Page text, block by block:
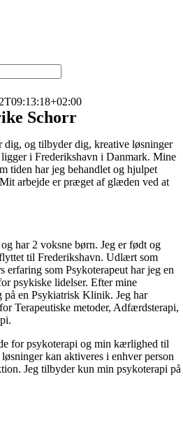
Schorr
dig, og tilbyder dig, kreative løsninger
i Frederikshavn i Danmark. Mine
tiden har jeg behandlet og hjulpet
Mit arbejde er præget af glæden ved at
har 2 voksne børn. Jeg er født og
til Frederikshavn. Udlært som
erfaring som Psykoterapeut har jeg en
psykiske lidelser. Efter mine
på en Psykiatrisk Klinik. Jeg har
Terapeutiske metoder, Adfærdsterapi,
for psykoterapi og min kærlighed til
kan aktiveres i enhver person
Jeg tilbyder kun min psykoterapi på